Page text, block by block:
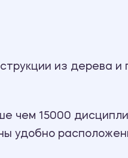
из дерева
15000
удобно